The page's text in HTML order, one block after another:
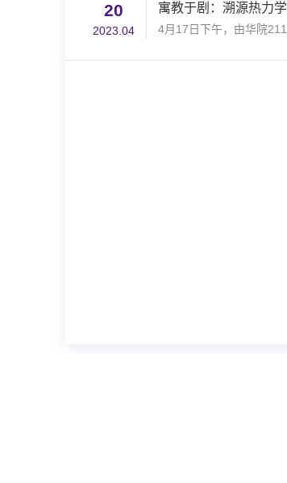
20
2023.04
寓教于剧：溯源热力
4月17日下午，由华院